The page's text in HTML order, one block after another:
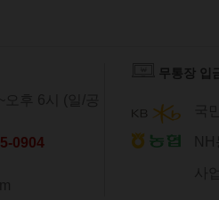
0904
무통장 입